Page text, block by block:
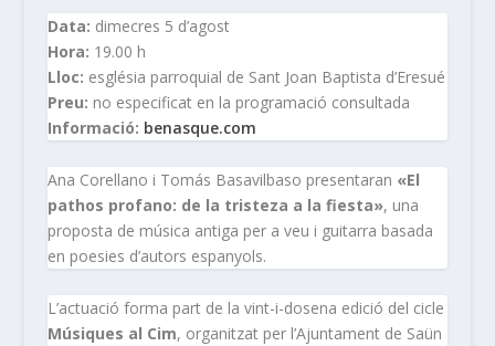
Data: dimecres 5 d’agost
Hora: 19.00 h
Lloc: església parroquial de Sant Joan Baptista d’Eresué
Preu: no especificat en la programació consultada
Informació: benasque.com
Ana Corellano i Tomás Basavilbaso presentaran «El
pathos profano: de la tristeza a la fiesta», una
proposta de música antiga per a veu i guitarra basada
en poesies d’autors espanyols.
L’actuació forma part de la vint-i-dosena edició del cicle
Músiques al Cim, organitzat per l’Ajuntament de Saün